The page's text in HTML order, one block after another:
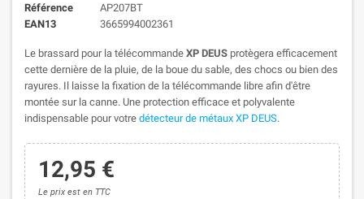
Référence
AP207BT
EAN13
3665994002361
Le brassard pour la télécommande XP DEUS protègera efficacement
cette dernière de la pluie, de la boue du sable, des chocs ou bien des
rayures. Il laisse la fixation de la télécommande libre afin d'être
montée sur la canne. Une protection efficace et polyvalente
indispensable pour votre détecteur de métaux XP DEUS.
12,95 €
Le prix est en TTC